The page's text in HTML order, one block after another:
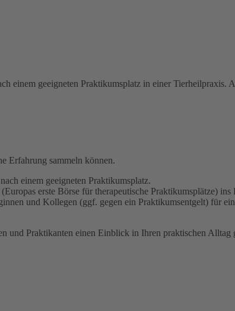
einem geeigneten Praktikumsplatz in einer Tierheilpraxis.
Erfahrung sammeln können.
einem geeigneten Praktikumsplatz.
erste Börse für therapeutische Praktikumsplätze)
und Kollegen (ggf. gegen ein Praktikumsentgelt) für
und Praktikanten einen Einblick in Ihren praktischen Alltag